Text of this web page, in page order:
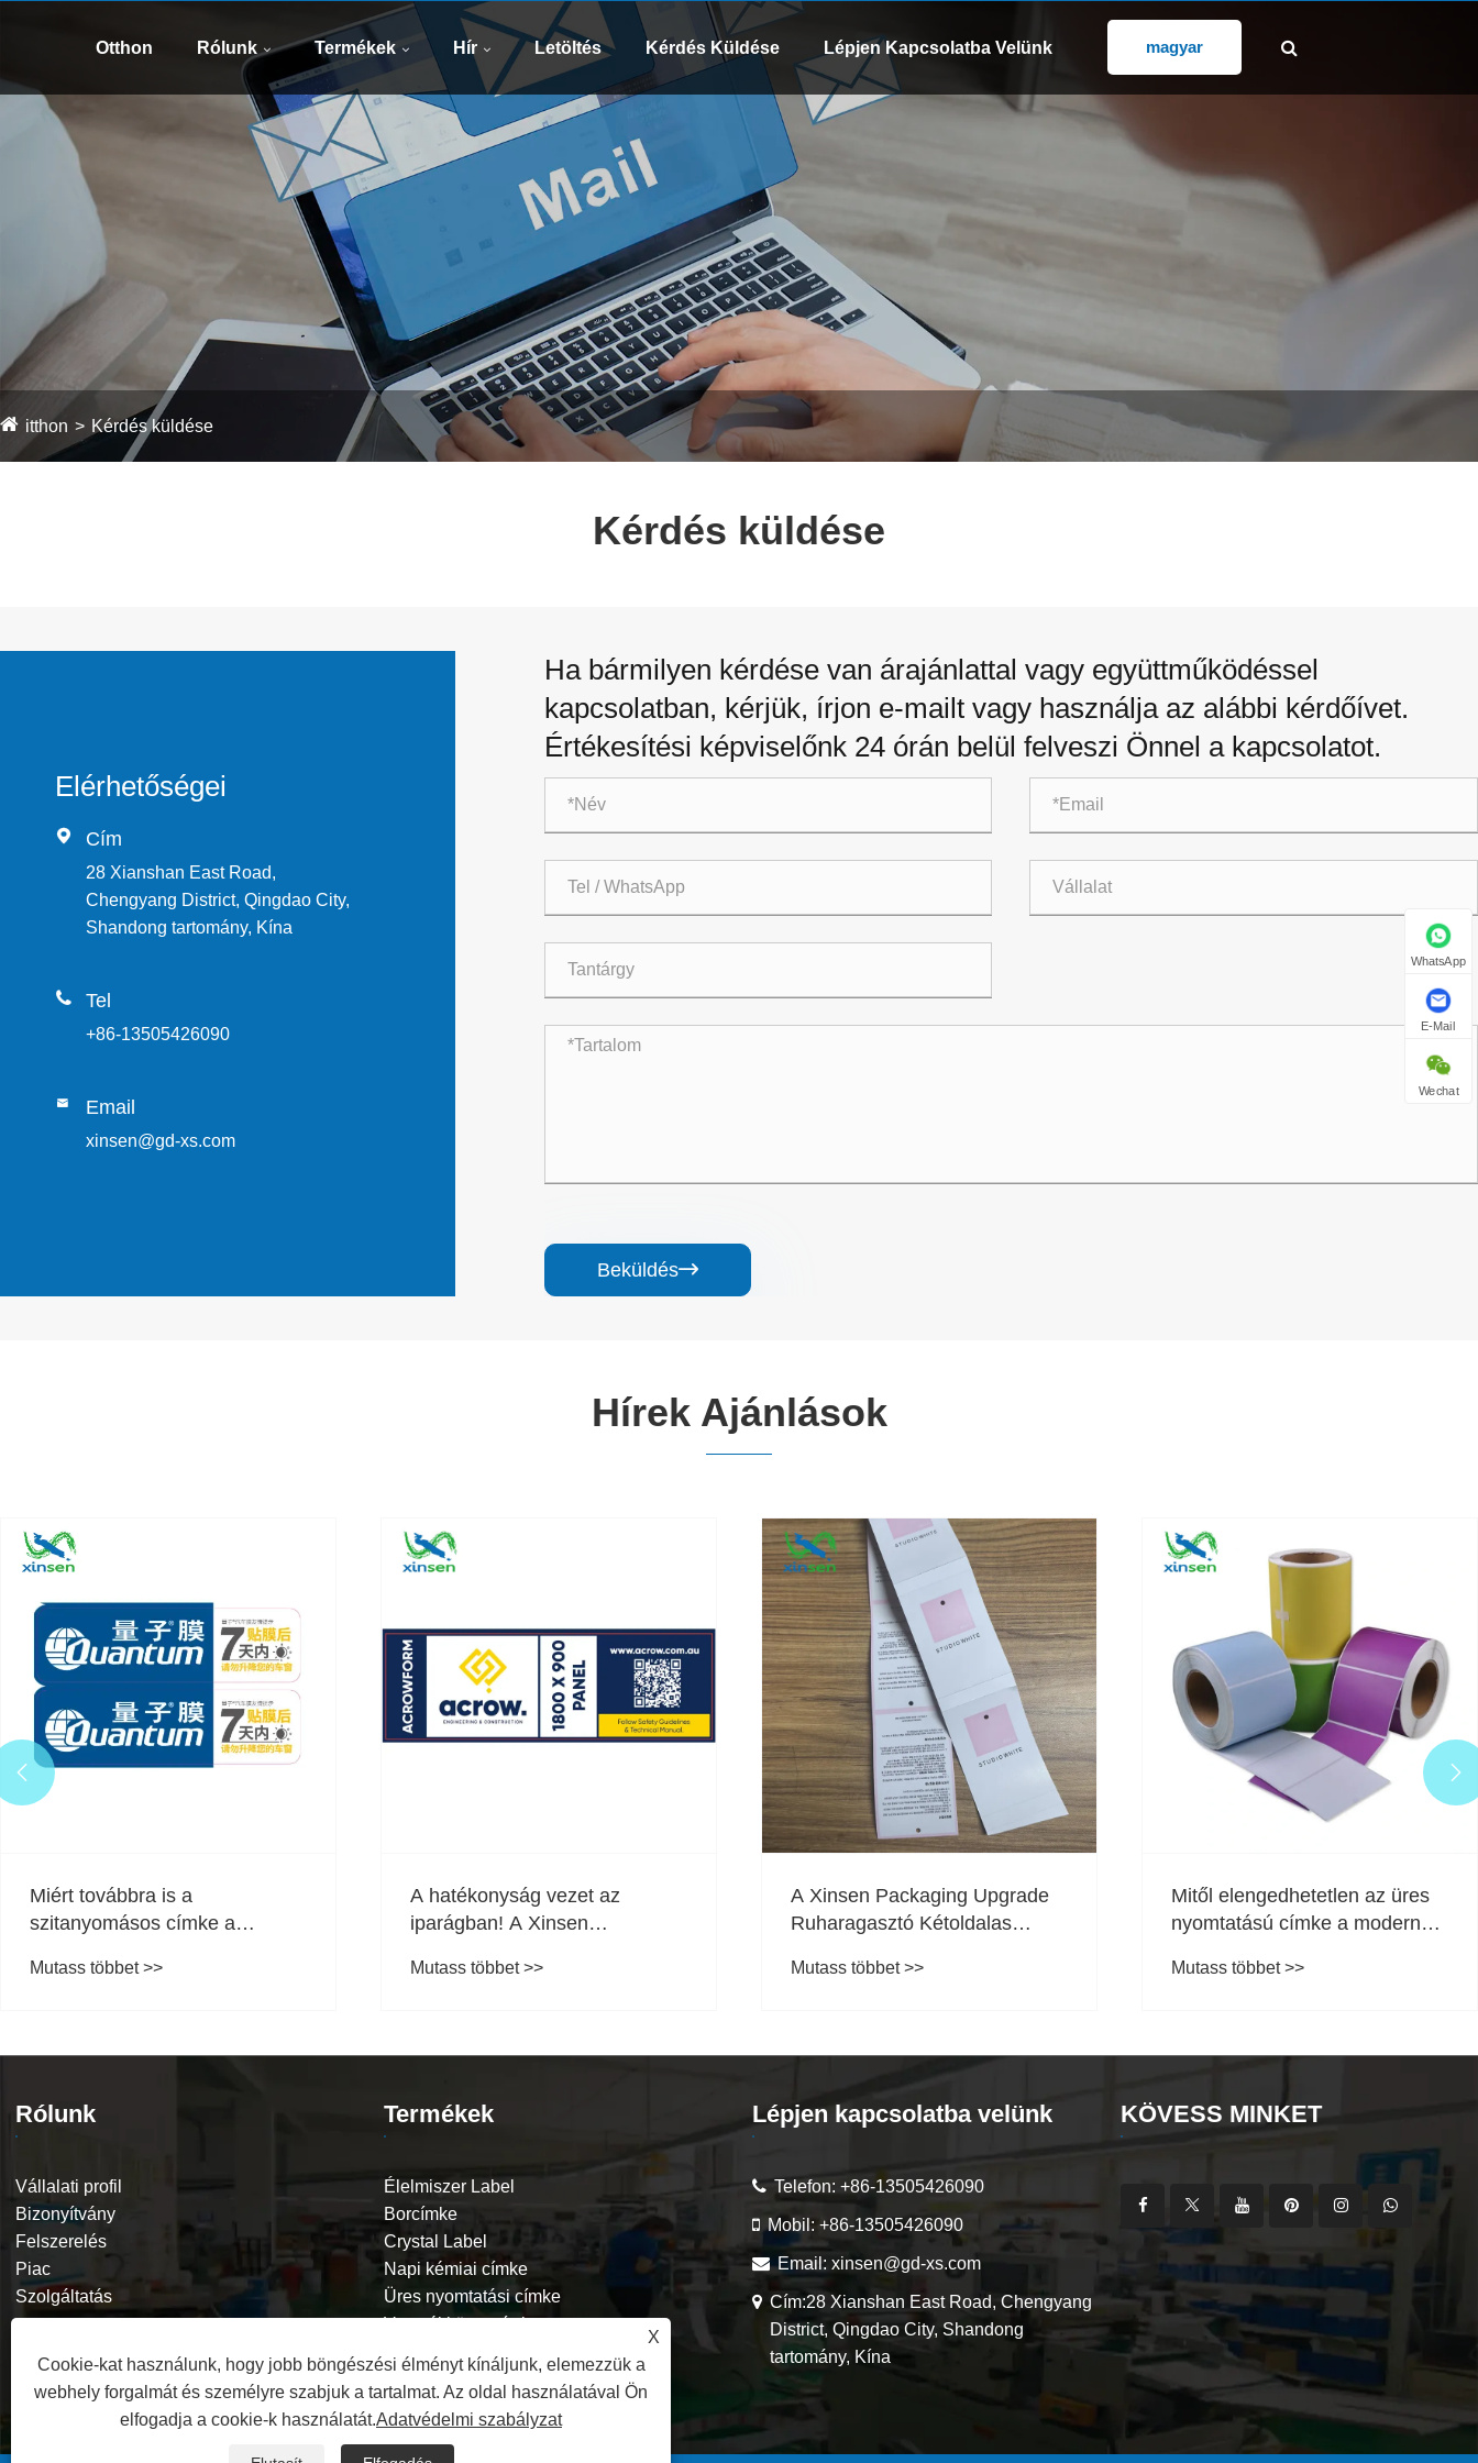
WhatsApp
8613505426090
Otthon Rólunk Termékek Hír Letöltés Kérdés Küldése Lépjen Kapcsolatba Velünk magyar
itthon Kérdés küldése
Kérdés küldése
Elérhetőségei
 Cím
28 Xianshan East Road,
Chengyang District, Qingdao City,
Shandong tartomány, Kína
 Tel
+86-13505426090
 Email
xinsen@gd-xs.com
Ha bármilyen kérdése van árajánlattal vagy együttműködéssel
kapcsolatban, kérjük, írjon e-mailt vagy használja az alábbi kérdőívet.
Értékesítési képviselőnk 24 órán belül felveszi Önnel a kapcsolatot.
Beküldés
Hírek Ajánlások
Miért továbbra is a
szitanyomásos címke a
termék márkaépítéshez?
Mutass többet >>
A hatékonyság vezet az
iparágban! A Xinsen
nagysebességű szerszámvágó
Mutass többet >>
A Xinsen Packaging Upgrade
Ruharagasztó Kétoldalas
márkáknak hatékonyan
Mutass többet >>
Mitől elengedhetetlen az üres
nyomtatású címke a modern
márkaépítéshez?
Mutass többet >>
 
Rólunk
Vállalati profil
Bizonyítvány
Felszerelés
Piac
Szolgáltatás
Termékek
Élelmiszer Label
Borcímke
Crystal Label
Napi kémiai címke
Üres nyomtatási címke
Vezetékköteg címke
Szitanyomás címke
Lépjen kapcsolatba velünk
Telefon: +86-13505426090
Mobil: +86-13505426090
Email: xinsen@gd-xs.com
Cím:28 Xianshan East Road, Chengyang
District, Qingdao City, Shandong
tartomány, Kína
KÖVESS MINKET
WhatsApp
E-Mail
Wechat
X
Cookie-kat használunk, hogy jobb böngészési élményt kínáljunk, elemezzük a
webhely forgalmát és személyre szabjuk a tartalmat. Az oldal használatával Ön
elfogadja a cookie-k használatát.Adatvédelmi szabályzat